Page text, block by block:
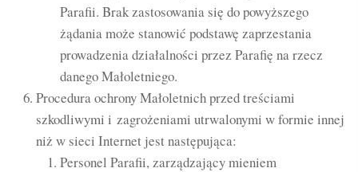
Parafii. Brak zastosowania się do powyższego
żądania może stanowić podstawę zaprzestania
prowadzenia działalności przez Parafię na rzecz
danego Małoletniego.
Procedura ochrony Małoletnich przed treściami
szkodliwymi i zagrożeniami utrwalonymi w formie innej
niż w sieci Internet jest następująca:
Personel Parafii, zarządzający mieniem